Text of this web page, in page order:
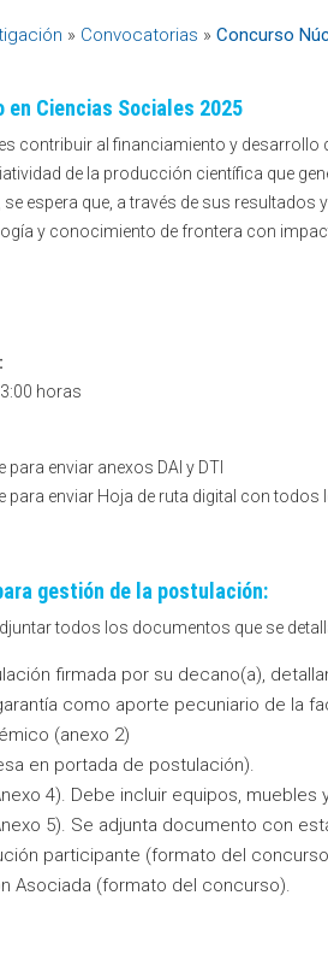
» Convocatorias » Concurso
Ciencias Sociales 2025
contribuir al financiamiento y
de la producción científica que
espera que, a través de sus
y conocimiento de frontera con
horas
enviar anexos DAI y DTI
para enviar Hoja de ruta digital con
gestión de la postulación:
todos los documentos que se
firmada por su decano(a),
como aporte pecuniario de la
(anexo 2)
en portada de postulación).
4). Debe incluir equipos,
5). Se adjunta documento con
participante (formato del
Asociada (formato del concurso).